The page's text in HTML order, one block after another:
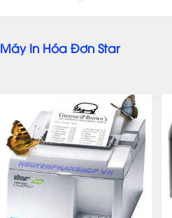
Máy In Hóa Đơn Star